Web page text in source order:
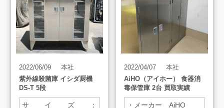
スタッフインタビュー
店舗案内
販売のご案内
2022/06/09
本社
紫外線殺菌庫 イシダ厨機
DS-T 5段
サイズ：
2022/04/07
本社
AiHO（アイホー） 食器消
毒保管庫 2台 買取実績
・メーカー AiHO